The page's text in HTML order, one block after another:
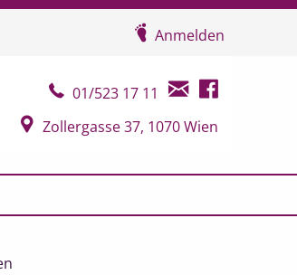
Anmelden
Telefonkontakt
01/523 17 11
E-Mail Kontakt
Facebook
Google Map
Zollergasse 37, 1070 Wien